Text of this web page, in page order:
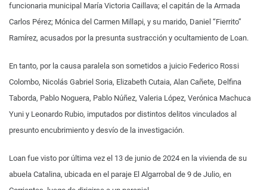
funcionaria municipal María Victoria Caillava; el capitán de la Armada
Carlos Pérez; Mónica del Carmen Millapi, y su marido, Daniel “Fierrito”
Ramírez, acusados por la presunta sustracción y ocultamiento de Loan.
En tanto, por la causa paralela son sometidos a juicio Federico Rossi
Colombo, Nicolás Gabriel Soria, Elizabeth Cutaia, Alan Cañete, Delfina
Taborda, Pablo Noguera, Pablo Núñez, Valeria López, Verónica Machuca
Yuni y Leonardo Rubio, imputados por distintos delitos vinculados al
presunto encubrimiento y desvío de la investigación.
Loan fue visto por última vez el 13 de junio de 2024 en la vivienda de su
abuela Catalina, ubicada en el paraje El Algarrobal de 9 de Julio, en